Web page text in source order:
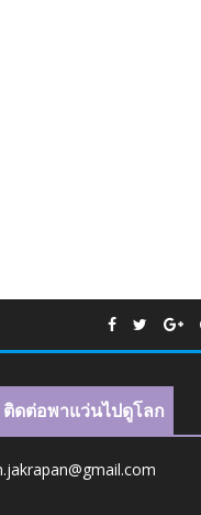
ติดต่อพาแว่นไปดูโลก